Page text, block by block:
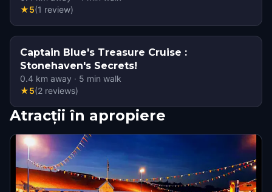
★5(1 review)
Captain Blue's Treasure Cruise :
Stonehaven's Secrets!
0.4 km away · 5 min walk
★5(2 reviews)
Atracții în apropiere